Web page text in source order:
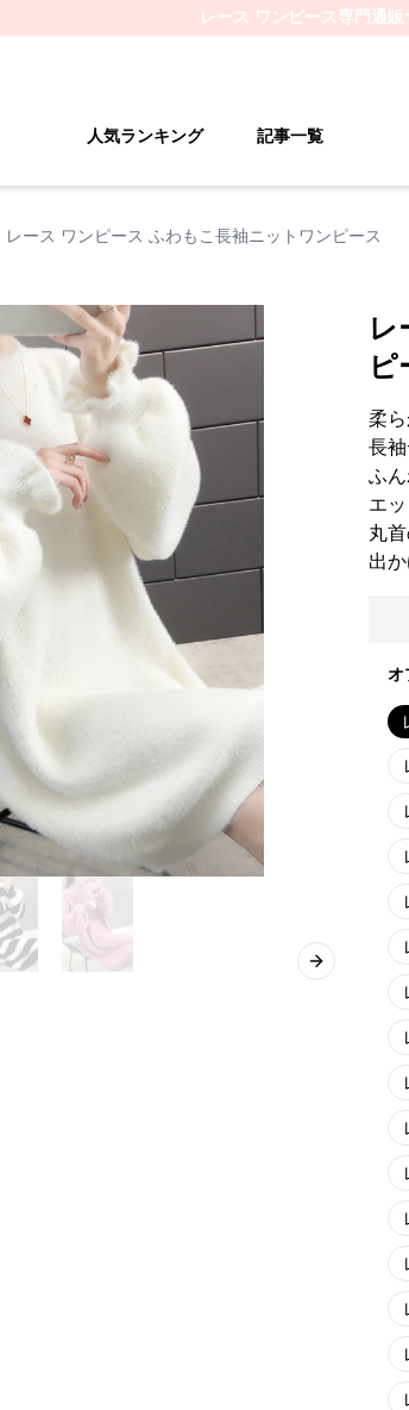
レース ワンピース専門通販
人気ランキング 記事一覧
レース ワンピース ふわもこ長袖ニットワンピース
Next slide
レ
ピ
柔
長
ふ
エッ
丸
出
オ